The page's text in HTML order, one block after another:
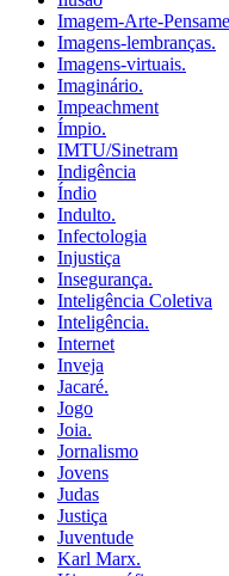
Imagem-Arte-
Imagens-lembranças.
Imagens-virtuais.
Imaginário.
Impeachment
Ímpio.
IMTU/Sinetram
Indigência
Índio
Indulto.
Infectologia
Injustiça
Insegurança.
Inteligência Coletiva
Inteligência.
Internet
Inveja
Jacaré.
Jogo
Joia.
Jornalismo
Jovens
Judas
Justiça
Juventude
Karl Marx.